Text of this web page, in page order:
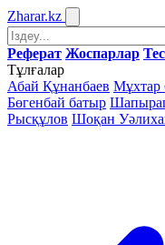
Zharar.kz
Реферат Жоспарлар
Тұлғалар
Абай Құнанбаев Мұхтар
Бөгенбай батыр
Рысқұлов Шоқан